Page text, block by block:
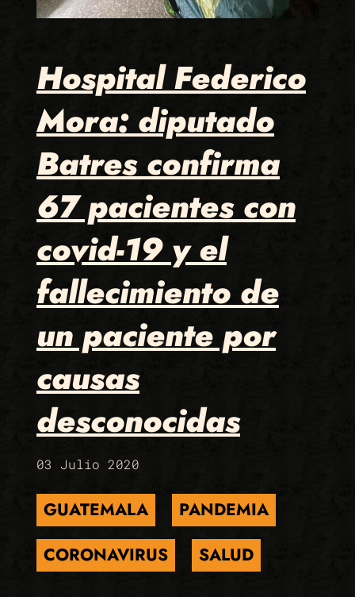
Hospital Federico
Mora: diputado
Batres confirma
67 pacientes con
covid-19 y el
fallecimiento de
un paciente por
causas
desconocidas
03 Julio 2020
GUATEMALA
PANDEMIA
CORONAVIRUS
SALUD